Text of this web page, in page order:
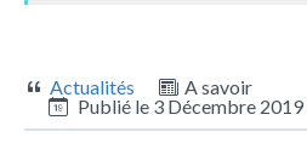
Actualités
A savoir
Publié le 3 Décembre 2019